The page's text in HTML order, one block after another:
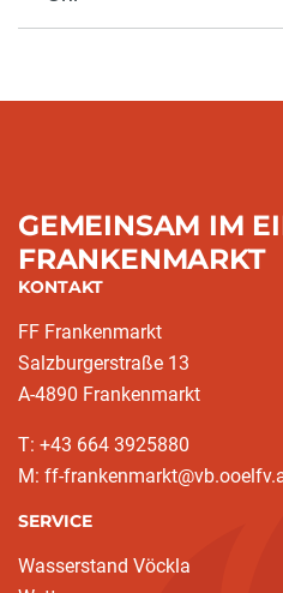
GEMEINSAM IM
FRANKENMARKT
KONTAKT
FF Frankenmarkt
Salzburgerstraße 13
A-4890 Frankenmarkt
T: +43 664 3925880
M: ff-
SERVICE
Wasserstand Vöckla